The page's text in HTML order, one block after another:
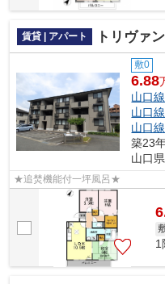
賃貸 | アパート トリヴァ
敷0
6.88
山口線
山口線
山口線
築23
山口県
★追焚機能付一坪風呂★
1